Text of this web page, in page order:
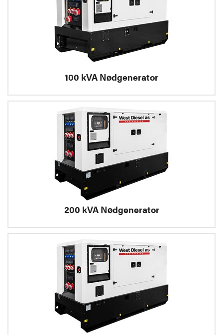
100 kVA Nødgenerator
200 kVA Nødgenerator